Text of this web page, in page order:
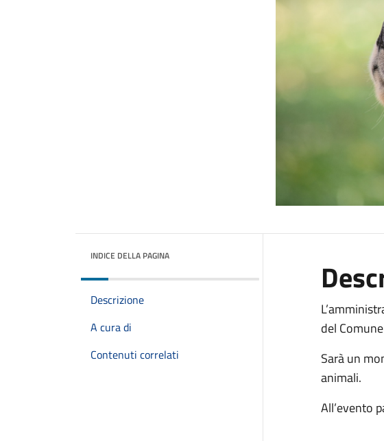
INDICE DELLA PAGINA
Descrizione
A cura di
Contenuti correlati
del
Sarà un
animali.
All’evento